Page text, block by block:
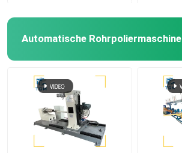
Bitte um ein Angebot
Maschine zum Polieren der Spitze
Poliermaschine CNC
Automatische Rohrpoliermaschine